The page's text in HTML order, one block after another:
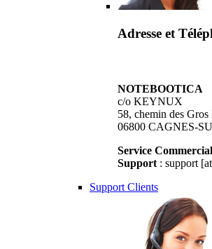
Adresse et
NOTEBOOTICA
c/o KEYNUX
58, chemin des
06800 CAGNES-
Service Commercial
Support : support
Support Clients